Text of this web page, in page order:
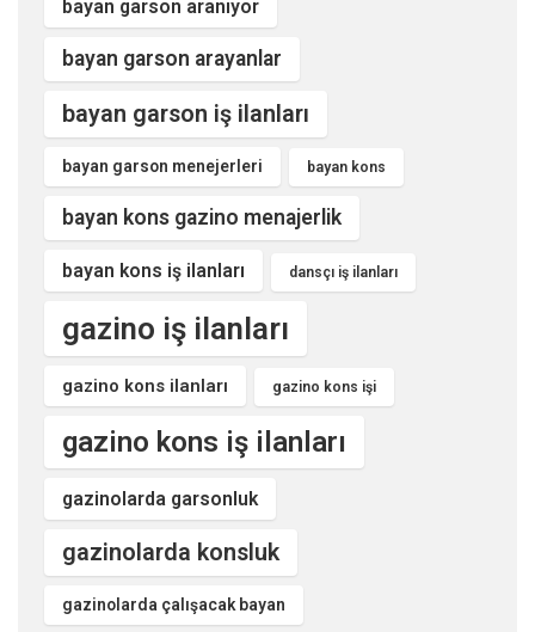
bayan garson aranıyor
bayan garson arayanlar
bayan garson iş ilanları
bayan garson menejerleri bayan kons
bayan kons gazino menajerlik
bayan kons iş ilanları dansçı iş ilanları
gazino iş ilanları
gazino kons ilanları gazino kons işi
gazino kons iş ilanları
gazinolarda garsonluk
gazinolarda konsluk
gazinolarda çalışacak bayan